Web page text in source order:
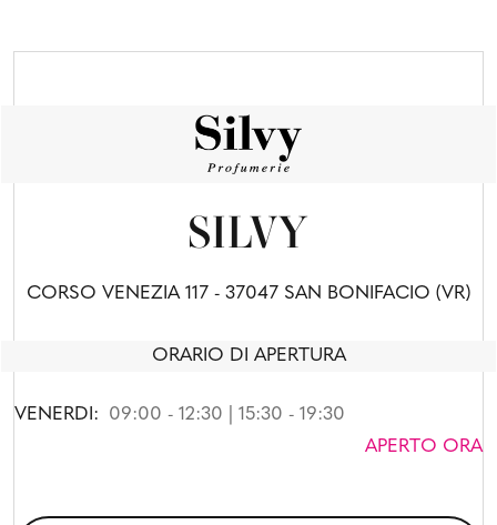
SILVY
CORSO VENEZIA 117 - 37047 SAN BONIFACIO (VR)
ORARIO DI APERTURA
VENERDI:
09:00 - 12:30 | 15:30 - 19:30
APERTO ORA